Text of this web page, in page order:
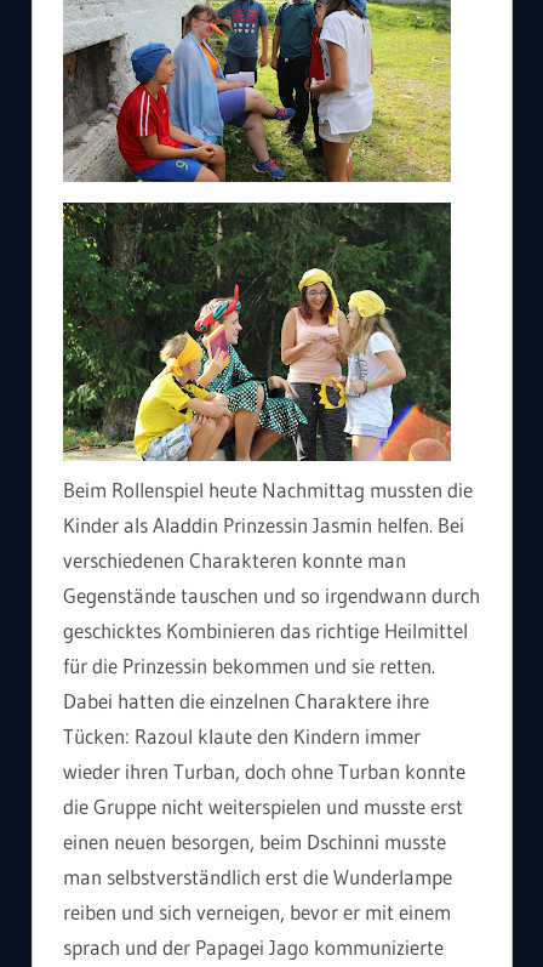
Beim Rollenspiel heute Nachmittag mussten die
Kinder als Aladdin Prinzessin Jasmin helfen. Bei
verschiedenen Charakteren konnte man
Gegenstände tauschen und so irgendwann durch
geschicktes Kombinieren das richtige Heilmittel
für die Prinzessin bekommen und sie retten.
Dabei hatten die einzelnen Charaktere ihre
Tücken: Razoul klaute den Kindern immer
wieder ihren Turban, doch ohne Turban konnte
die Gruppe nicht weiterspielen und musste erst
einen neuen besorgen, beim Dschinni musste
man selbstverständlich erst die Wunderlampe
reiben und sich verneigen, bevor er mit einem
sprach und der Papagei Jago kommunizierte